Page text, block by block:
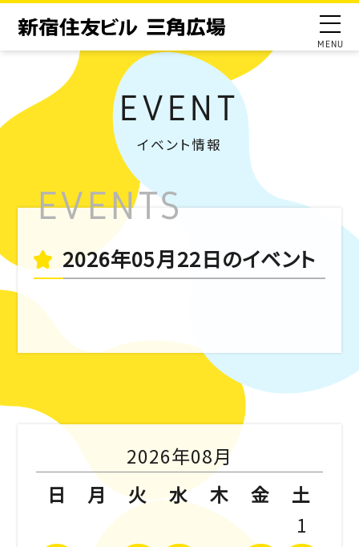
EVENT
イベント情報
2026年05月22日のイベント
2026年08月
日
月 火 水 木 金 土
1